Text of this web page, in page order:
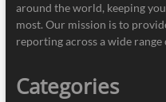
around the world, keeping
most. Our mission is to
reporting across a wide range
Categories